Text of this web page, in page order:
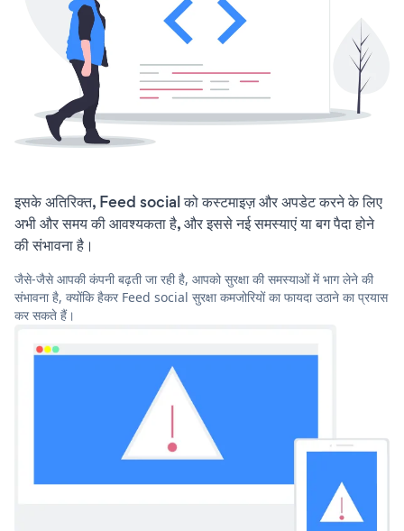
इसके अतिरिक्त, Feed social को कस्टमाइज़ और अपडेट करने के लिए
अभी और समय की आवश्यकता है, और इससे नई समस्याएं या बग पैदा होने
की संभावना है।
जैसे-जैसे आपकी कंपनी बढ़ती जा रही है, आपको सुरक्षा की समस्याओं में भाग लेने की
संभावना है, क्योंकि हैकर Feed social सुरक्षा कमजोरियों का फायदा उठाने का प्रयास
कर सकते हैं।